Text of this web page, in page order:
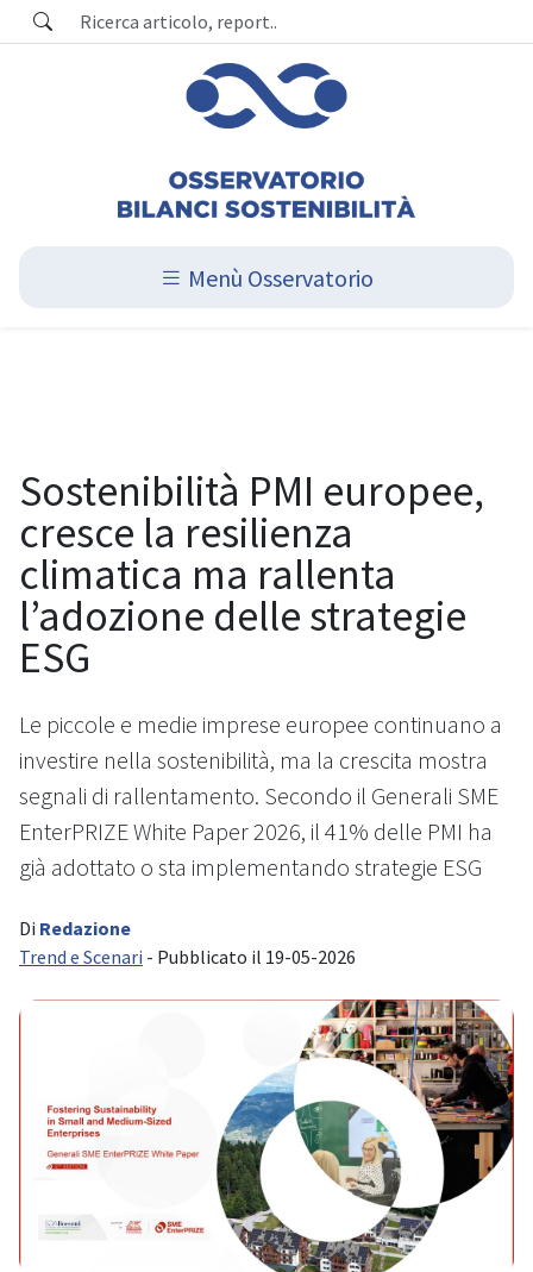
Menù Osservatorio
Sostenibilità PMI europee,
cresce la resilienza
climatica ma rallenta
l’adozione delle strategie
ESG
Le piccole e medie imprese europee continuano a
investire nella sostenibilità, ma la crescita mostra
segnali di rallentamento. Secondo il Generali SME
EnterPRIZE White Paper 2026, il 41% delle PMI ha
già adottato o sta implementando strategie ESG
Di Redazione
Trend e Scenari - Pubblicato il 19-05-2026